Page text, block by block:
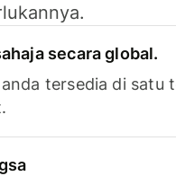
secara global.
tersedia di satu